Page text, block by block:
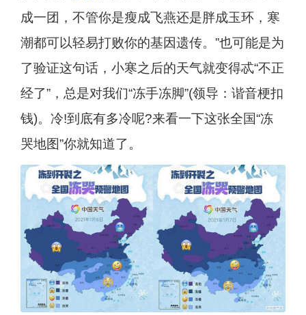
成一团，不管你是瘦成飞燕还是胖成玉环，寒
潮都可以轻易打败你的基因遗传。”也可能是为
了验证这句话，小寒之后的天气就变得忒“不正
经了”，总是对我们“冻手冻脚”(领导：谐音梗扣
钱)。冷!到底有多冷呢?来看一下这张全国“冻
哭地图”你就知道了。